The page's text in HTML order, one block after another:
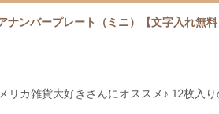
ンバープレート（ミニ）【文字入れ無料
雑貨大好きさんにオススメ♪ 12枚入